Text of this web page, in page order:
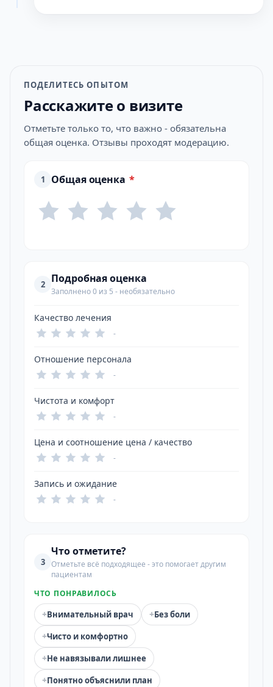
ПОДЕЛИТЕСЬ ОПЫТОМ
Расскажите о визите
Отметьте только то, что важно - обязательна
общая оценка. Отзывы проходят модерацию.
1 Общая оценка *
2 Подробная оценка
Заполнено 0 из 5 - необязательно
Качество лечения
-
Отношение персонала
-
Чистота и комфорт
-
Цена и соотношение цена / качество
-
Запись и ожидание
-
3
Что отметите?
Отметьте всё подходящее - это помогает другим
пациентам
ЧТО ПОНРАВИЛОСЬ
+Внимательный врач +Без боли
+Чисто и комфортно
+Не навязывали лишнее
+Понятно объяснили план